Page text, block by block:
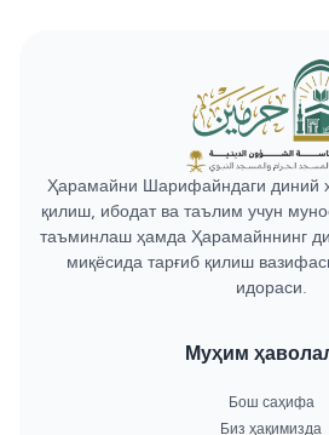
Ҳарамайни Шарифайндаги диний
қилиш, ибодат ва таълим учун
таъминлаш ҳамда Ҳарамайннинг
миқёсида тарғиб қилиш
идораси.
Муҳим
Бош саҳифа
Биз ҳақимизда